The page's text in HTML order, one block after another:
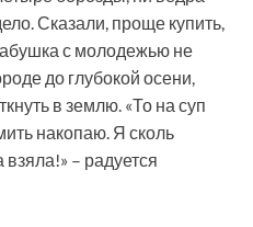
Сказали, проще купить,
с молодежью не
до глубокой осени,
в землю. «То на суп
накопаю. Я сколь
взяла!» – радуется